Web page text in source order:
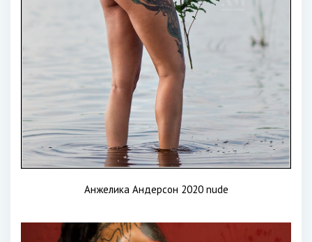
Анжелика Андерсон 2020 nude